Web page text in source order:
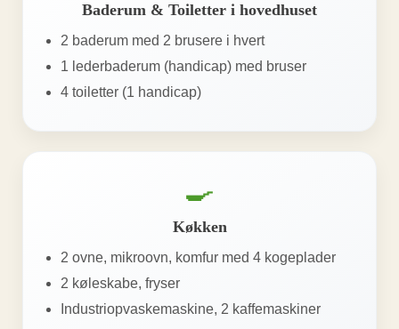
Baderum & Toiletter i hovedhuset
2 baderum med 2 brusere i hvert
1 lederbaderum (handicap) med bruser
4 toiletter (1 handicap)
🍳
Køkken
2 ovne, mikroovn, komfur med 4 kogeplader
2 køleskabe, fryser
Industriopvaskemaskine, 2 kaffemaskiner